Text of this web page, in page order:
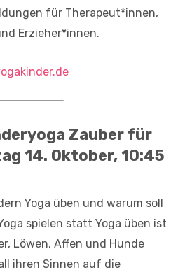
für Therapeut*innen,
Erzieher*innen.
Zauber für
14. Oktober, 10:45
Yoga üben und warum soll
spielen statt Yoga üben ist
Löwen, Affen und Hunde
ihren Sinnen auf die